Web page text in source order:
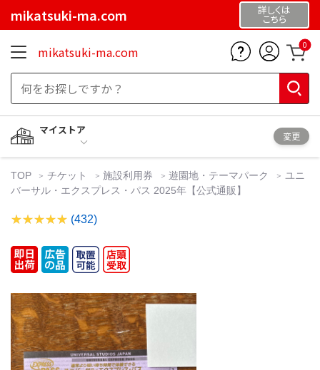
mikatsuki-ma.com 詳しくは
こちら
mikatsuki-ma.com 0
マイストア
変更
TOP チケット 施設利用券 遊園地・テーマパーク
ユニ
バーサル・エクスプレス・パス 2025年【公式通販】
(432)